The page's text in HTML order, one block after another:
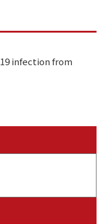
infection from